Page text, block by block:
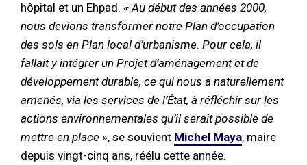
hôpital et un Ehpad. « Au début des années 2000,
nous devions transformer notre Plan d’occupation
des sols en Plan local d’urbanisme. Pour cela, il
fallait y intégrer un Projet d’aménagement et de
développement durable, ce qui nous a naturellement
amenés, via les services de l’État, à réfléchir sur les
actions environnementales qu’il serait possible de
mettre en place », se souvient Michel Maya, maire
depuis vingt-cinq ans, réélu cette année.